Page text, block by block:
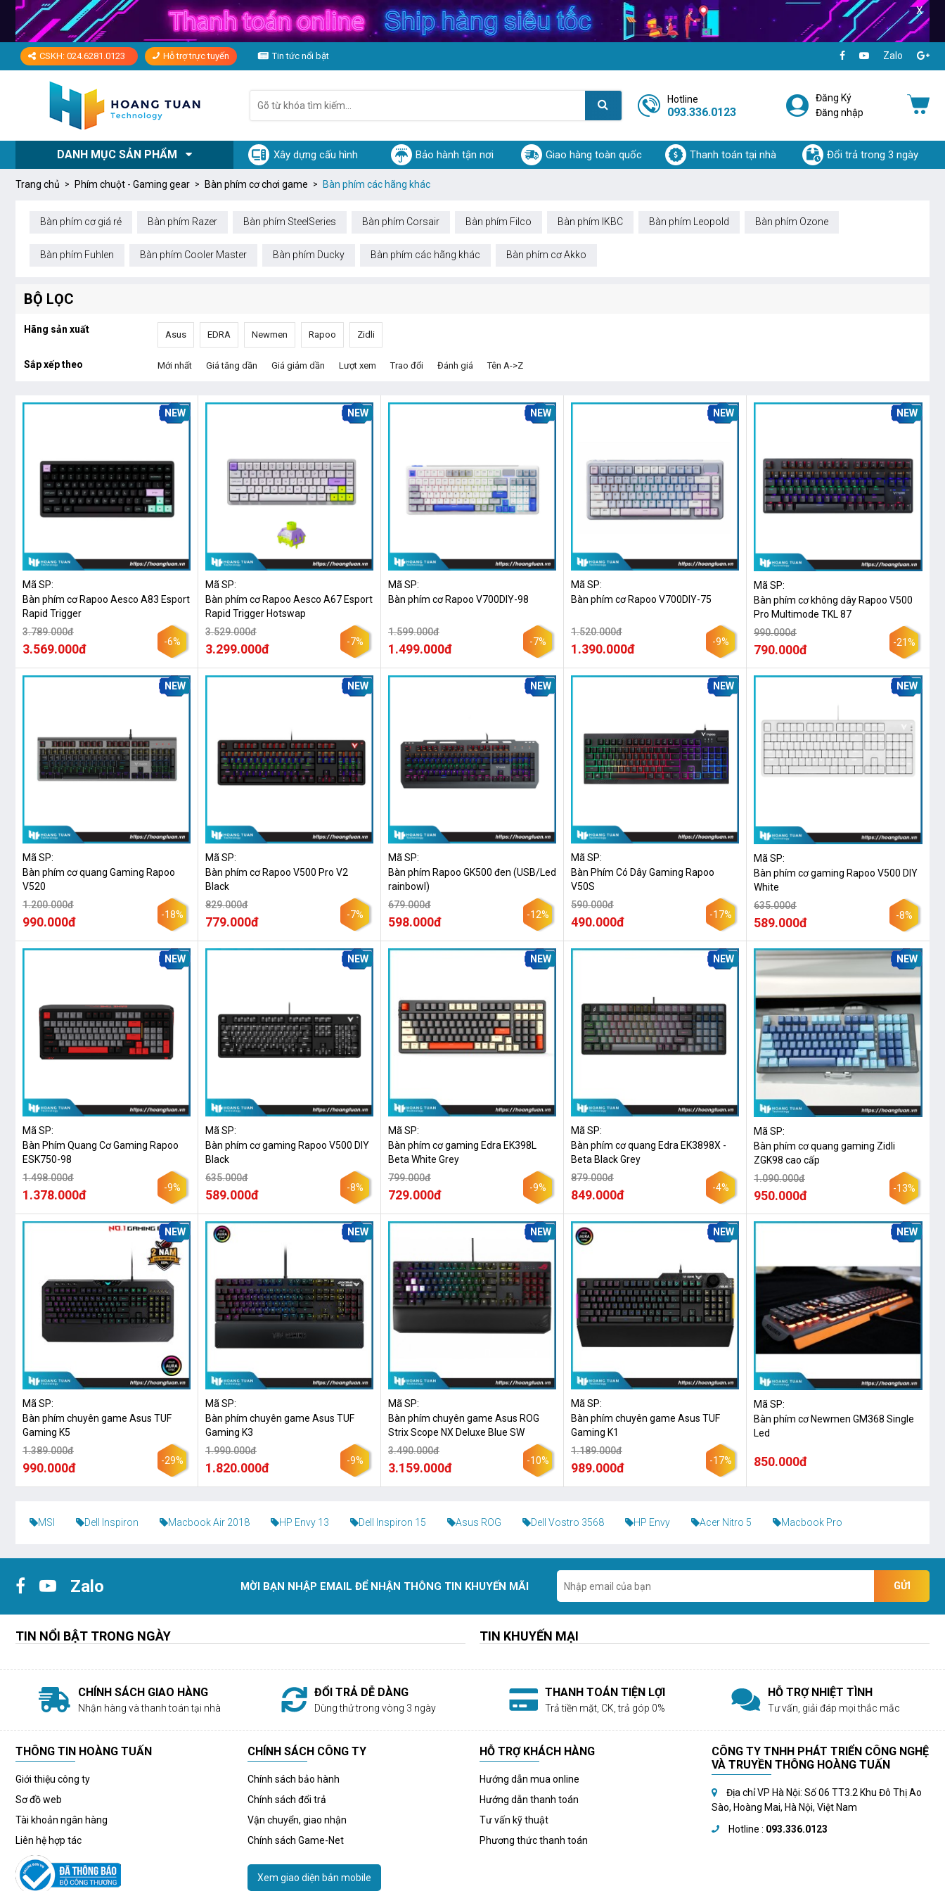
X
CSKH: 024.6281.0123 Hỗ trợ trực tuyến Tin tức nổi bật Zalo
Hotline
093.336.0123
Đăng Ký
Đăng nhập
DANH MỤC SẢN PHẨM Xây dựng cấu hình Bảo hành tận nơi Giao hàng toàn quốc Thanh toán tại nhà Đổi trả trong 3 ngày
Trang chủ Phím chuột - Gaming gear Bàn phím cơ chơi game Bàn phím các hãng khác
Bàn phím cơ giá rẻ Bàn phím Razer Bàn phím SteelSeries Bàn phím Corsair Bàn phím Filco Bàn phím IKBC Bàn phím Leopold Bàn phím Ozone
Bàn phím Fuhlen Bàn phím Cooler Master Bàn phím Ducky Bàn phím các hãng khác Bàn phím cơ Akko
BỘ LỌC
Hãng sản xuất Asus EDRA Newmen Rapoo Zidli
Sắp xếp theo Mới nhất Giá tăng dần Giá giảm dần Lượt xem Trao đổi Đánh giá Tên A->Z
NEW
Mã SP:
Bàn phím cơ Rapoo Aesco A83 Esport
Rapid Trigger
3.789.000đ
3.569.000đ
-6%
NEW
Mã SP:
Bàn phím cơ Rapoo Aesco A67 Esport
Rapid Trigger Hotswap
3.529.000đ
3.299.000đ
-7%
NEW
Mã SP:
Bàn phím cơ Rapoo V700DIY-98
1.599.000đ
1.499.000đ
-7%
NEW
Mã SP:
Bàn phím cơ Rapoo V700DIY-75
1.520.000đ
1.390.000đ
-9%
NEW
Mã SP:
Bàn phím cơ không dây Rapoo V500
Pro Multimode TKL 87
990.000đ
790.000đ
-21%
NEW
Mã SP:
Bàn phím cơ quang Gaming Rapoo
V520
1.200.000đ
990.000đ
-18%
NEW
Mã SP:
Bàn phím cơ Rapoo V500 Pro V2
Black
829.000đ
779.000đ
-7%
NEW
Mã SP:
Bàn phím Rapoo GK500 đen (USB/Led
rainbowl)
679.000đ
598.000đ
-12%
NEW
Mã SP:
Bàn Phím Có Dây Gaming Rapoo
V50S
590.000đ
490.000đ
-17%
NEW
Mã SP:
Bàn phím cơ gaming Rapoo V500 DIY
White
635.000đ
589.000đ
-8%
NEW
Mã SP:
Bàn Phím Quang Cơ Gaming Rapoo
ESK750-98
1.498.000đ
1.378.000đ
-9%
NEW
Mã SP:
Bàn phím cơ gaming Rapoo V500 DIY
Black
635.000đ
589.000đ
-8%
NEW
Mã SP:
Bàn phím cơ gaming Edra EK398L
Beta White Grey
799.000đ
729.000đ
-9%
NEW
Mã SP:
Bàn phím cơ quang Edra EK3898X -
Beta Black Grey
879.000đ
849.000đ
-4%
NEW
Mã SP:
Bàn phím cơ quang gaming Zidli
ZGK98 cao cấp
1.090.000đ
950.000đ
-13%
NEW
Mã SP:
Bàn phím chuyên game Asus TUF
Gaming K5
1.389.000đ
990.000đ
-29%
NEW
Mã SP:
Bàn phím chuyên game Asus TUF
Gaming K3
1.990.000đ
1.820.000đ
-9%
NEW
Mã SP:
Bàn phím chuyên game Asus ROG
Strix Scope NX Deluxe Blue SW
3.490.000đ
3.159.000đ
-10%
NEW
Mã SP:
Bàn phím chuyên game Asus TUF
Gaming K1
1.189.000đ
989.000đ
-17%
NEW
Mã SP:
Bàn phím cơ Newmen GM368 Single
Led
850.000đ
MSI Dell Inspiron Macbook Air 2018 HP Envy 13 Dell Inspiron 15 Asus ROG Dell Vostro 3568 HP Envy Acer Nitro 5 Macbook Pro
Zalo MỜI BẠN NHẬP EMAIL ĐỂ NHẬN THÔNG TIN KHUYẾN MÃI GỬI
TIN NỔI BẬT TRONG NGÀY TIN KHUYẾN MẠI
CHÍNH SÁCH GIAO HÀNG
Nhận hàng và thanh toán tại nhà
ĐỔI TRẢ DỄ DÀNG
Dùng thử trong vòng 3 ngày
THANH TOÁN TIỆN LỢI
Trả tiền mặt, CK, trả góp 0%
HỖ TRỢ NHIỆT TÌNH
Tư vấn, giải đáp mọi thắc mắc
THÔNG TIN HOÀNG TUẤN
Giới thiệu công ty
Sơ đồ web
Tài khoản ngân hàng
Liên hệ hợp tác
CHÍNH SÁCH CÔNG TY
Chính sách bảo hành
Chính sách đổi trả
Vận chuyển, giao nhận
Chính sách Game-Net
Xem giao diện bản mobile
HỖ TRỢ KHÁCH HÀNG
Hướng dẫn mua online
Hướng dẫn thanh toán
Tư vấn kỹ thuật
Phương thức thanh toán
CÔNG TY TNHH PHÁT TRIỂN CÔNG NGHỆ
VÀ TRUYỀN THÔNG HOÀNG TUẤN
Địa chỉ VP Hà Nội: Số 06 TT3.2 Khu Đô Thị Ao
Sào, Hoàng Mai, Hà Nội, Việt Nam
Hotline : 093.336.0123